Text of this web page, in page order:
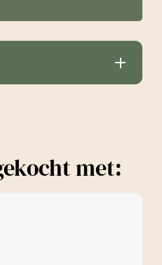
met: